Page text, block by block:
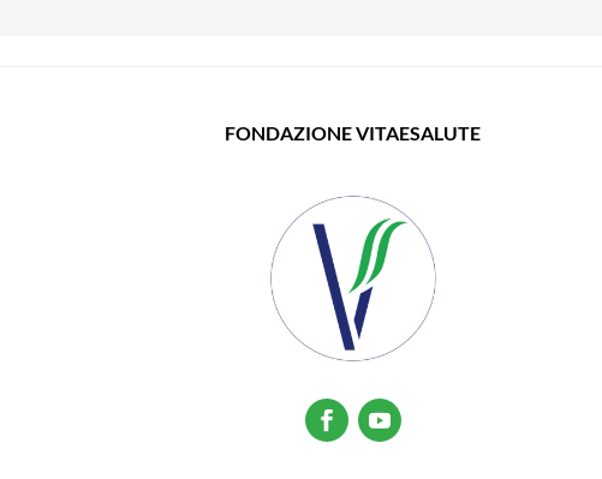
FONDAZIONE VITAESALUTE